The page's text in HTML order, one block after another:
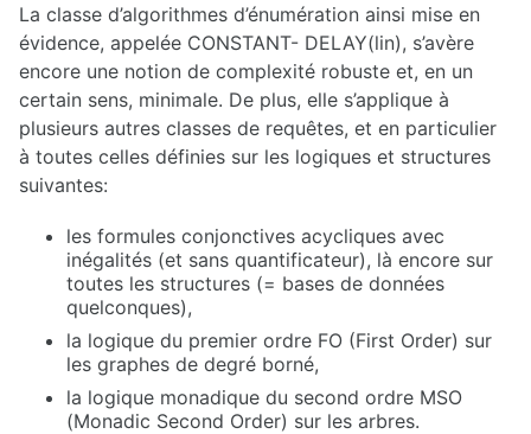
La classe d’algorithmes d’énumération ainsi mise en
évidence, appelée CONSTANT- DELAY(lin), s’avère
encore une notion de complexité robuste et, en un
certain sens, minimale. De plus, elle s’applique à
plusieurs autres classes de requêtes, et en particulier
à toutes celles définies sur les logiques et structures
suivantes:
les formules conjonctives acycliques avec
inégalités (et sans quantificateur), là encore sur
toutes les structures (= bases de données
quelconques),
la logique du premier ordre FO (First Order) sur
les graphes de degré borné,
la logique monadique du second ordre MSO
(Monadic Second Order) sur les arbres.